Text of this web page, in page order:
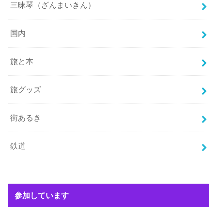
三昧琴（ざんまいきん）
国内
旅と本
旅グッズ
街あるき
鉄道
参加しています